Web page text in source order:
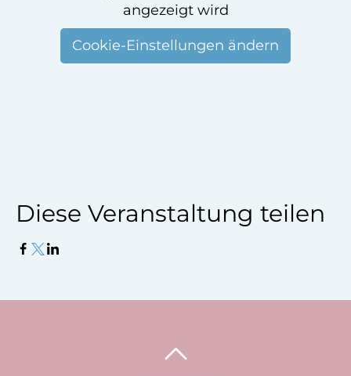
angezeigt wird
Cookie-Einstellungen ändern
Diese Veranstaltung teilen